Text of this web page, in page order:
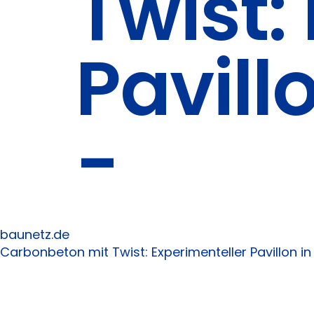
-
baunetz.de
Carbonbeton mit Twist: Experimenteller Pavillon in